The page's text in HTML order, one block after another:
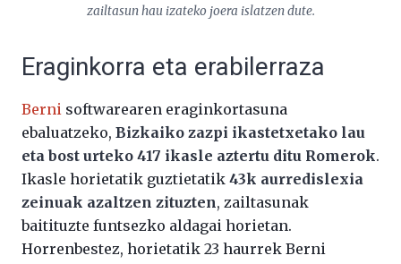
zailtasun hau izateko joera islatzen dute.
Eraginkorra eta erabilerraza
Berni softwarearen eraginkortasuna
ebaluatzeko, Bizkaiko zazpi ikastetxetako lau
eta bost urteko 417 ikasle aztertu ditu Romerok.
Ikasle horietatik guztietatik 43k aurredislexia
zeinuak azaltzen zituzten, zailtasunak
baitituzte funtsezko aldagai horietan.
Horrenbestez, horietatik 23 haurrek Berni